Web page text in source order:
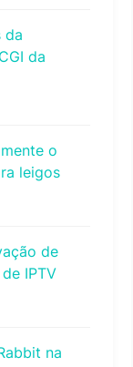
da
da
o
leigos
de
IPTV
na